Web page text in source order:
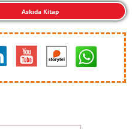
Askıda Kitap